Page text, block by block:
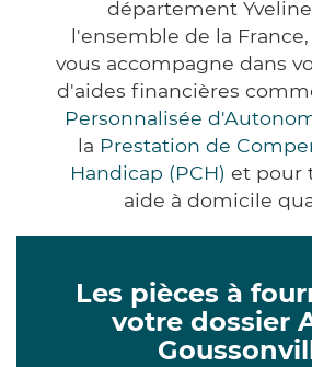
département
l'ensemble de la
vous accompagne dans
d'aides financières
Personnalisée
la Prestation de
Handicap (PCH) et pour
aide à domicile
Les pièces à
votre dossier